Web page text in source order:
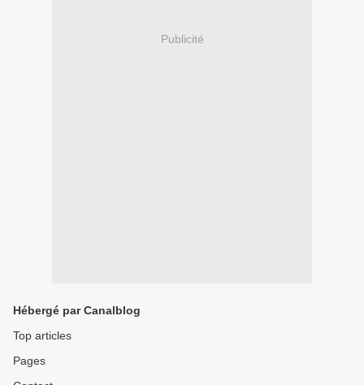
Publicité
Hébergé par Canalblog
Top articles
Pages